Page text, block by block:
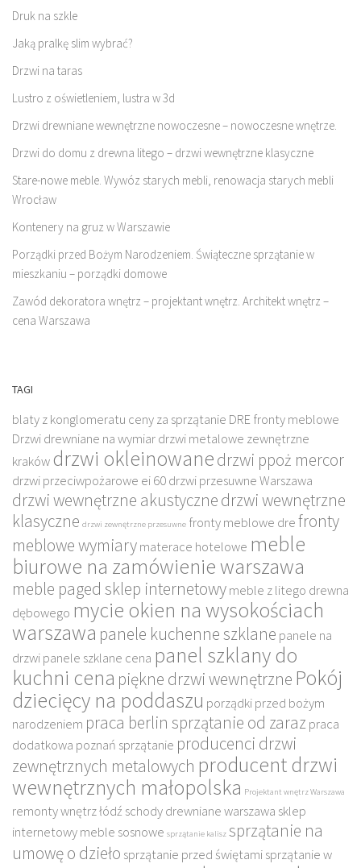
Druk na szkle
Jaką pralkę slim wybrać?
Drzwi na taras
Lustro z oświetleniem, lustra w 3d
Drzwi drewniane wewnętrzne nowoczesne – nowoczesne wnętrze.
Drzwi do domu z drewna litego – drzwi wewnętrzne klasyczne
Stare-nowe meble. Wywóz starych mebli, renowacja starych mebli
Wrocław
Kontenery na gruz w Warszawie
Porządki przed Bożym Narodzeniem. Świąteczne sprzątanie w
mieszkaniu – porządki domowe
Zawód dekoratora wnętrz – projektant wnętrz. Architekt wnętrz –
cena Warszawa
TAGI
blaty z konglomeratu ceny za sprzątanie DRE fronty meblowe
Drzwi drewniane na wymiardrzwi metalowe zewnętrzne
kraków drzwi okleinowanedrzwi ppoż mercor
drzwi przeciwpożarowe ei 60drzwi przesuwne Warszawa
drzwi wewnętrzne akustycznedrzwi wewnętrzne
klasyczne drzwi zewnętrzne przesuwne fronty meblowe drefronty
meblowe wymiarymaterace hotelowe meble
biurowe na zamówienie warszawa
meble paged sklep internetowymeble z litego drewna
dębowego mycie okien na wysokościach
warszawa panele kuchenne szklane panele na
drzwipanele szklane cena panel szklany do
kuchni cena piękne drzwi wewnętrzne Pokój
dziecięcy na poddaszu porządki przed bożym
narodzeniem praca berlin sprzątanie od zarazpraca
dodatkowa poznań sprzątanie producenci drzwi
zewnętrznych metalowych producent drzwi
wewnętrznych małopolska Projektant wnętrz Warszawa
remonty wnętrz łódź schody drewniane warszawa sklep
internetowy meble sosnowe sprzątanie kalisz sprzątanie na
umowę o dzieło sprzątanie przed świętamisprzątanie w